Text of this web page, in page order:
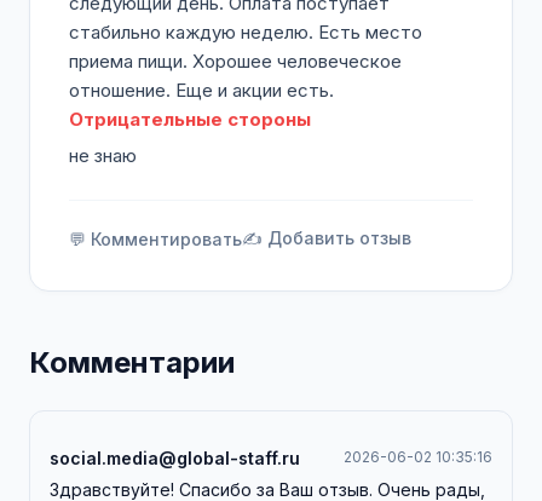
стабильно каждую неделю. Есть место
приема пищи. Хорошее человеческое
отношение. Еще и акции есть.
Отрицательные стороны
не знаю
💬 Комментировать✍️ Добавить отзыв
Комментарии
social.media@global-staff.ru 2026-06-02 10:35:16
Здравствуйте! Спасибо за Ваш отзыв. Очень рады,